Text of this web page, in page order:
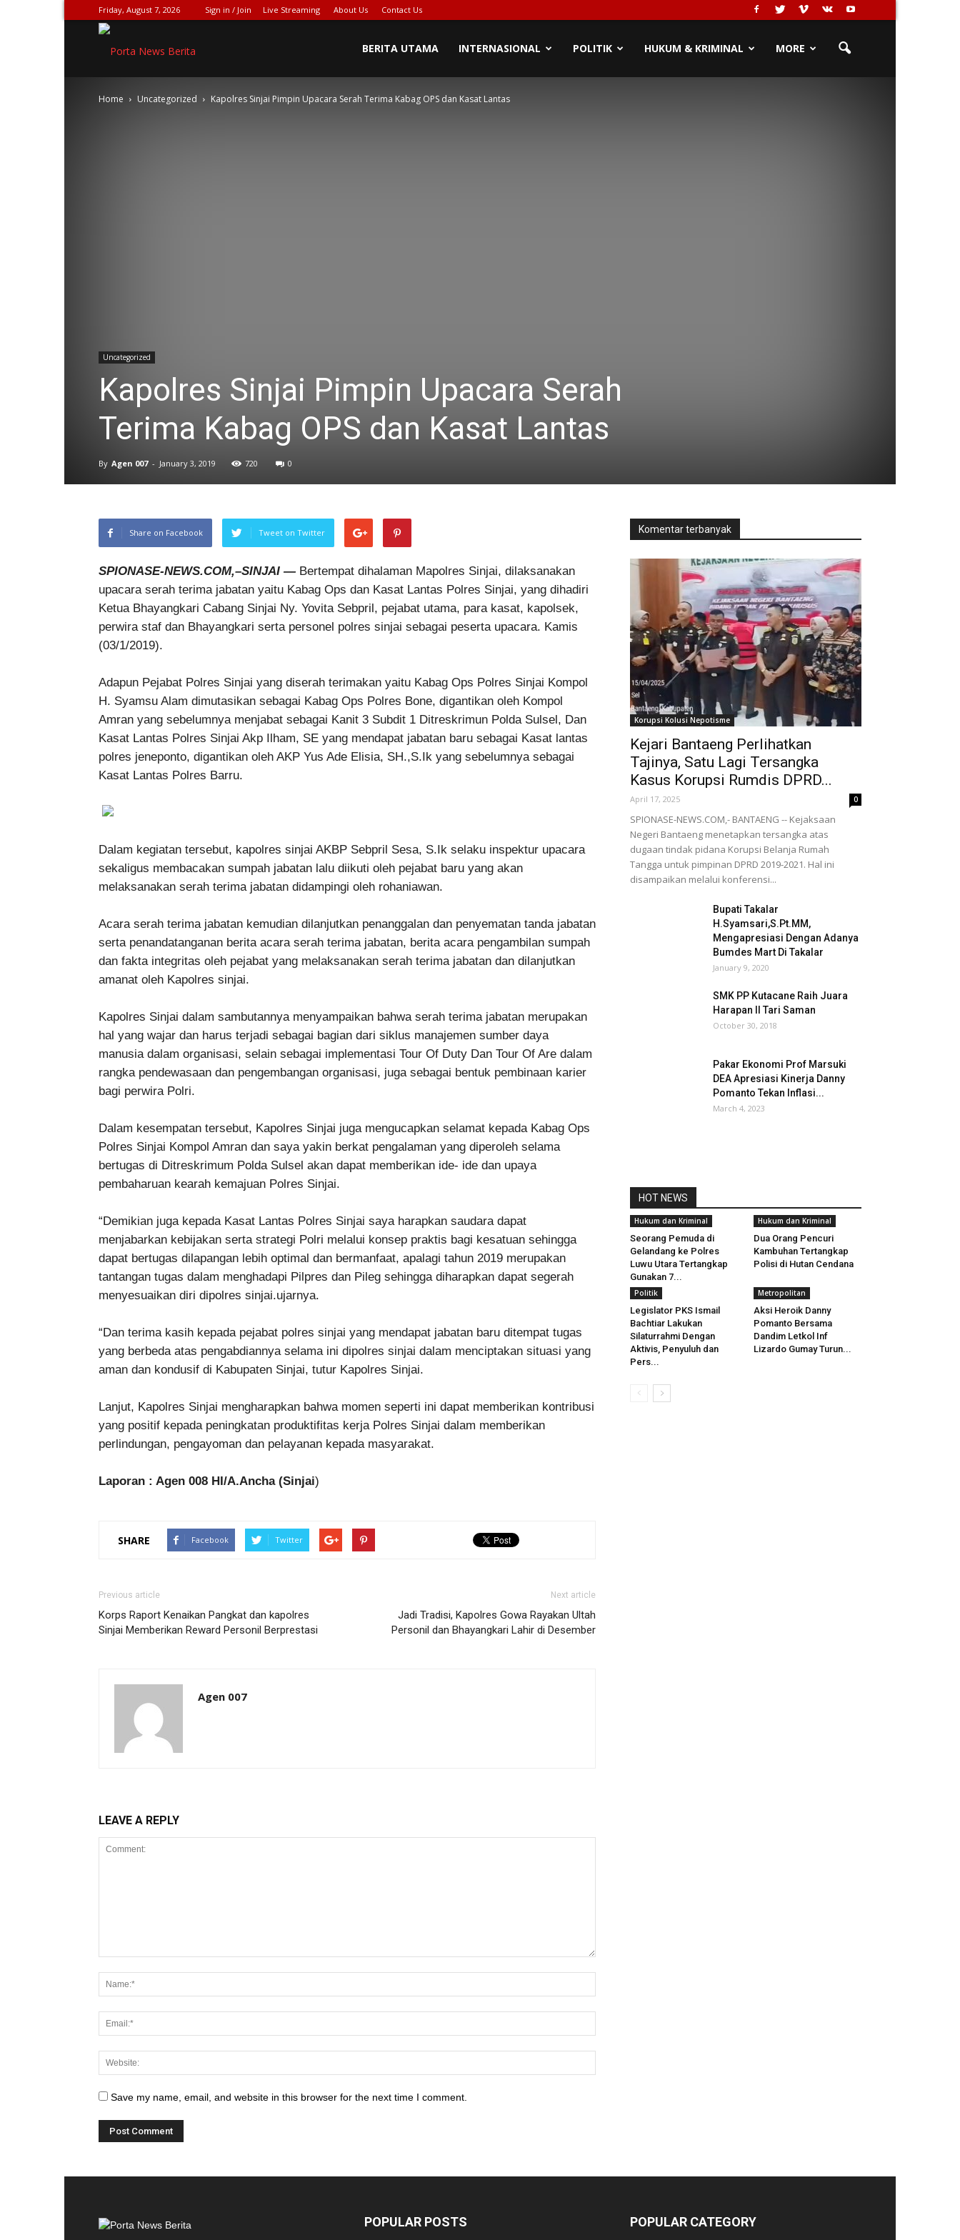
Friday, August 7, 2026 Sign in / Join Live Streaming About Us Contact Us
NEWS[DOT]COM
BERITA UTAMA INTERNASIONAL POLITIK HUKUM & KRIMINAL MORE
Home Uncategorized Kapolres Sinjai Pimpin Upacara Serah Terima Kabag OPS dan Kasat Lantas
Uncategorized
Kapolres Sinjai Pimpin Upacara Serah
Terima Kabag OPS dan Kasat Lantas
By Agen 007 - January 3, 2019 720 0
Share on Facebook Tweet on Twitter
SPIONASE-NEWS.COM,–SINJAI — Bertempat dihalaman Mapolres Sinjai, dilaksanakan
upacara serah terima jabatan yaitu Kabag Ops dan Kasat Lantas Polres Sinjai, yang dihadiri
Ketua Bhayangkari Cabang Sinjai Ny. Yovita Sebpril, pejabat utama, para kasat, kapolsek,
perwira staf dan Bhayangkari serta personel polres sinjai sebagai peserta upacara. Kamis
(03/1/2019).
Adapun Pejabat Polres Sinjai yang diserah terimakan yaitu Kabag Ops Polres Sinjai Kompol
H. Syamsu Alam dimutasikan sebagai Kabag Ops Polres Bone, digantikan oleh Kompol
Amran yang sebelumnya menjabat sebagai Kanit 3 Subdit 1 Ditreskrimun Polda Sulsel, Dan
Kasat Lantas Polres Sinjai Akp Ilham, SE yang mendapat jabatan baru sebagai Kasat lantas
polres jeneponto, digantikan oleh AKP Yus Ade Elisia, SH.,S.Ik yang sebelumnya sebagai
Kasat Lantas Polres Barru.
Dalam kegiatan tersebut, kapolres sinjai AKBP Sebpril Sesa, S.Ik selaku inspektur upacara
sekaligus membacakan sumpah jabatan lalu diikuti oleh pejabat baru yang akan
melaksanakan serah terima jabatan didampingi oleh rohaniawan.
Acara serah terima jabatan kemudian dilanjutkan penanggalan dan penyematan tanda jabatan
serta penandatanganan berita acara serah terima jabatan, berita acara pengambilan sumpah
dan fakta integritas oleh pejabat yang melaksanakan serah terima jabatan dan dilanjutkan
amanat oleh Kapolres sinjai.
Kapolres Sinjai dalam sambutannya menyampaikan bahwa serah terima jabatan merupakan
hal yang wajar dan harus terjadi sebagai bagian dari siklus manajemen sumber daya
manusia dalam organisasi, selain sebagai implementasi Tour Of Duty Dan Tour Of Are dalam
rangka pendewasaan dan pengembangan organisasi, juga sebagai bentuk pembinaan karier
bagi perwira Polri.
Dalam kesempatan tersebut, Kapolres Sinjai juga mengucapkan selamat kepada Kabag Ops
Polres Sinjai Kompol Amran dan saya yakin berkat pengalaman yang diperoleh selama
bertugas di Ditreskrimum Polda Sulsel akan dapat memberikan ide- ide dan upaya
pembaharuan kearah kemajuan Polres Sinjai.
“Demikian juga kepada Kasat Lantas Polres Sinjai saya harapkan saudara dapat
menjabarkan kebijakan serta strategi Polri melalui konsep praktis bagi kesatuan sehingga
dapat bertugas dilapangan lebih optimal dan bermanfaat, apalagi tahun 2019 merupakan
tantangan tugas dalam menghadapi Pilpres dan Pileg sehingga diharapkan dapat segerah
menyesuaikan diri dipolres sinjai.ujarnya.
“Dan terima kasih kepada pejabat polres sinjai yang mendapat jabatan baru ditempat tugas
yang berbeda atas pengabdiannya selama ini dipolres sinjai dalam menciptakan situasi yang
aman dan kondusif di Kabupaten Sinjai, tutur Kapolres Sinjai.
Lanjut, Kapolres Sinjai mengharapkan bahwa momen seperti ini dapat memberikan kontribusi
yang positif kepada peningkatan produktifitas kerja Polres Sinjai dalam memberikan
perlindungan, pengayoman dan pelayanan kepada masyarakat.
Laporan : Agen 008 HI/A.Ancha (Sinjai)
SHARE Facebook Twitter
Previous article
Korps Raport Kenaikan Pangkat dan kapolres
Sinjai Memberikan Reward Personil Berprestasi
Next article
Jadi Tradisi, Kapolres Gowa Rayakan Ultah
Personil dan Bhayangkari Lahir di Desember
Agen 007
LEAVE A REPLY
Save my name, email, and website in this browser for the next time I comment.
Komentar terbanyak
Korupsi Kolusi Nepotisme
Kejari Bantaeng Perlihatkan
Tajinya, Satu Lagi Tersangka
Kasus Korupsi Rumdis DPRD...
April 17, 2025 0
SPIONASE-NEWS.COM,- BANTAENG -- Kejaksaan
Negeri Bantaeng menetapkan tersangka atas
dugaan tindak pidana Korupsi Belanja Rumah
Tangga untuk pimpinan DPRD 2019-2021. Hal ini
disampaikan melalui konferensi...
Bupati Takalar
H.Syamsari,S.Pt.MM,
Mengapresiasi Dengan Adanya
Bumdes Mart Di Takalar
January 9, 2020
SMK PP Kutacane Raih Juara
Harapan II Tari Saman
October 30, 2018
Pakar Ekonomi Prof Marsuki
DEA Apresiasi Kinerja Danny
Pomanto Tekan Inflasi...
March 4, 2023
HOT NEWS
Hukum dan Kriminal
Seorang Pemuda di
Gelandang ke Polres
Luwu Utara Tertangkap
Gunakan 7...
Hukum dan Kriminal
Dua Orang Pencuri
Kambuhan Tertangkap
Polisi di Hutan Cendana
Politik
Legislator PKS Ismail
Bachtiar Lakukan
Silaturrahmi Dengan
Aktivis, Penyuluh dan
Pers...
Metropolitan
Aksi Heroik Danny
Pomanto Bersama
Dandim Letkol Inf
Lizardo Gumay Turun...
POPULAR POSTS POPULAR CATEGORY